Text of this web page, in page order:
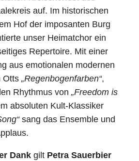
auf. Im historischen
Hof der imposanten Burg
unser Heimatchor ein
Repertoire. Mit einer
aus emotionalen modernen
Otts „Regenbogenfarben“,
Rhythmus von „Freedom is
absoluten Kult-Klassiker
sang das Ensemble und
Dank gilt Petra Sauerbier